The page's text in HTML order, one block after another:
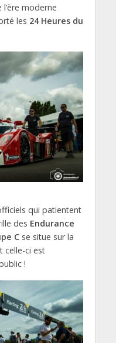
l’ère moderne
les 24 Heures du
qui patientent
des Endurance
Cse situe sur la
celle-ci est
!